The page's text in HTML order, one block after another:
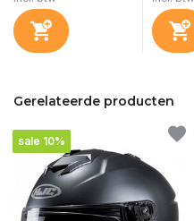
Gerelateerde producten
sale 10%